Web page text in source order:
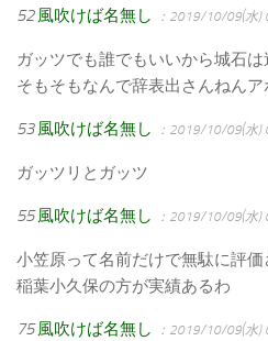
52 風吹けば名無し ：2019/10/09(水)
ガッツでも誰でもいいから城石は
そもそもなんで辞表出さんねんア
53 風吹けば名無し ：2019/10/09(水)
ガッツリとガッツ
55 風吹けば名無し ：2019/10/09(水)
小笠原って名前だけで無駄に評
稲葉小久保の方が実績あるわ
75 風吹けば名無し ：2019/10/09(水)